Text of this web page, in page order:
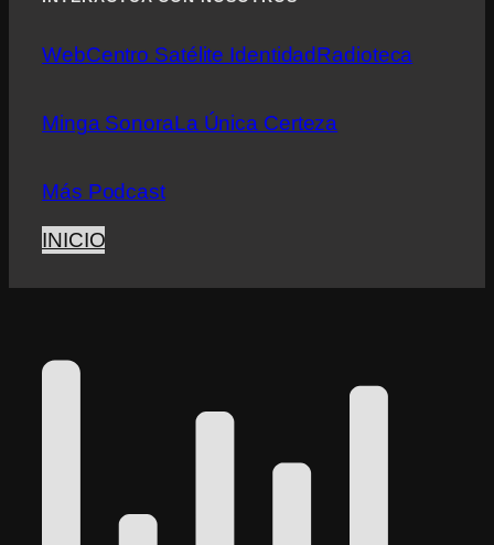
WebCentro Satélite IdentidadRadioteca
Minga SonoraLa Única Certeza
Más Podcast
INICIO